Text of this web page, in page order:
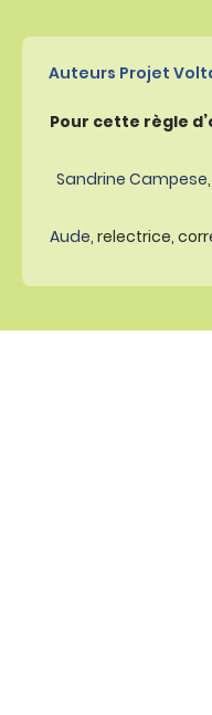
Auteurs Projet
Pour cette règle
Sandrine Campese
Aude, relectrice,